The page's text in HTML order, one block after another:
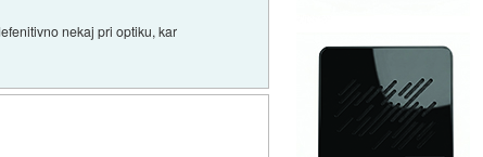
nekaj pri optiku, kar